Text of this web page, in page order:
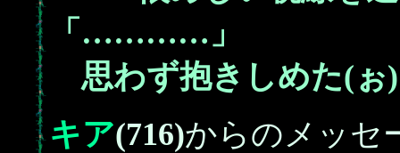
「…………」
思わず抱きしめた(ぉ
キア(716)からのメッセ